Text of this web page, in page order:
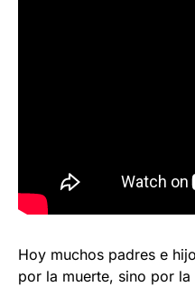
Hoy muchos padres e
por la muerte, sino por